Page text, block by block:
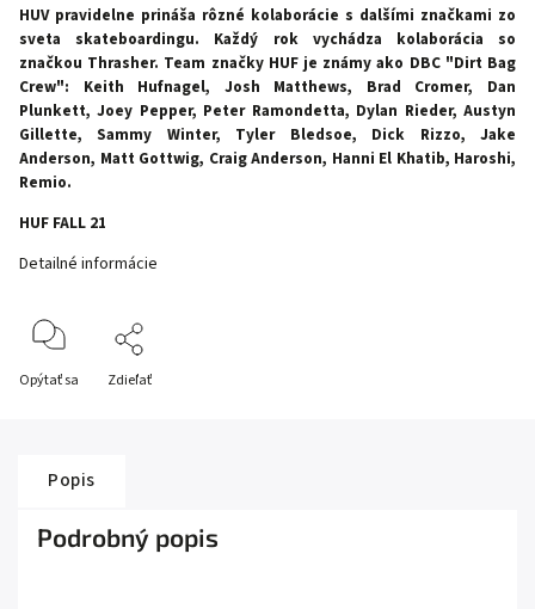
HUV pravidelne prináša rôzné kolaborácie s dalšími značkami zo
sveta skateboardingu. Každý rok vychádza kolaborácia so
značkou Thrasher. Team značky HUF je známy ako DBC "Dirt Bag
Crew": Keith Hufnagel, Josh Matthews, Brad Cromer, Dan
Plunkett, Joey Pepper, Peter Ramondetta, Dylan Rieder, Austyn
Gillette, Sammy Winter, Tyler Bledsoe, Dick Rizzo, Jake
Anderson, Matt Gottwig, Craig Anderson, Hanni El Khatib, Haroshi,
Remio.
HUF FALL 21
Detailné informácie
Opýtať sa Zdieľať
Popis
Podrobný popis